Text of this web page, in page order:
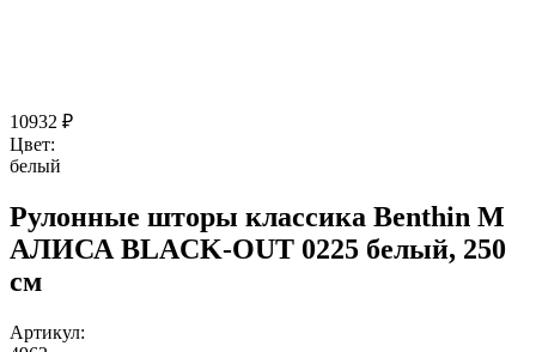
10932 ₽
Цвет:
белый
Рулонные шторы классика Benthin M
АЛИСА BLACK-OUT 0225 белый, 250
см
Артикул: